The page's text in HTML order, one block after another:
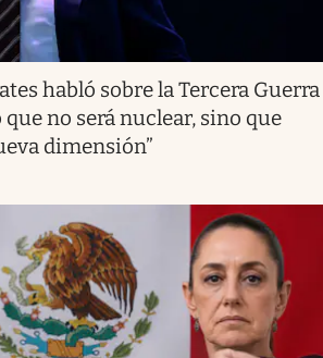
habló sobre la Tercera Guerra
no será nuclear, sino que
dimensión”